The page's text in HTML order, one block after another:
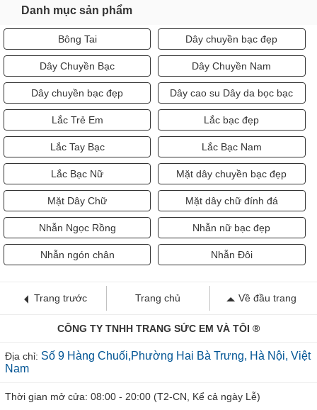
Danh mục sản phẩm
Bông Tai Dây chuyền bạc đẹp
Dây Chuyền Bạc Dây Chuyền Nam
Dây chuyền bạc đẹp Dây cao su Dây da bọc bạc
Lắc Trẻ Em Lắc bạc đẹp
Lắc Tay Bạc Lắc Bạc Nam
Lắc Bạc Nữ Mặt dây chuyền bạc đẹp
Mặt Dây Chữ Mặt dây chữ đính đá
Nhẫn Ngọc Rồng Nhẫn nữ bạc đẹp
Nhẫn ngón chân Nhẫn Đôi
Trang trước Trang chủ Về đầu trang
CÔNG TY TNHH TRANG SỨC EM VÀ TÔI ®
Địa chỉ: Số 9 Hàng Chuối,Phường Hai Bà Trưng, Hà Nội, Việt
Nam
Thời gian mở cửa: 08:00 - 20:00 (T2-CN, Kể cả ngày Lễ)